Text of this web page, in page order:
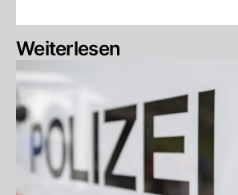
Weiterlesen